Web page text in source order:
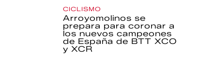
CICLISMO
Arroyomolinos se
prepara para coronar a
los nuevos campeones
de España de BTT XCO
y XCR